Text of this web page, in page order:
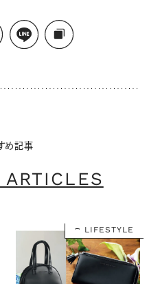
め記事
ARTICLES
LIFESTYLE